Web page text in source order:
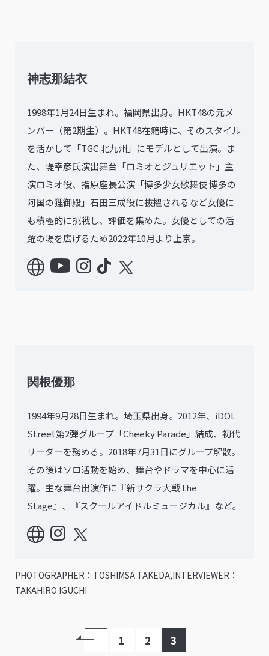
神志那結衣
1998年1月24日生まれ。福岡県出身。HKT48の元メ
ンバー（第2期生）。HKT48在籍時に、そのスタイル
を活かして「TGC 北九州」にモデルとして出演。ま
た、堤幸彦氏演出舞台「ロミオとジュリエット」主
演ロミオ役、指原座長公演「博多少女歌舞伎 博多の
阿国の狸御殿」石田三成役に抜擢されるなど女優に
も積極的に挑戦し、評価を集めた。女優としての活
躍の場を広げるため2022年10月より上京。
関根優那
1994年9月28日生まれ。埼玉県出身。2012年、iDOL
Street第2弾グループ「Cheeky Parade」結成、初代
リーダーを務める。2018年7月31日にグループ解散。
その後はソロ活動を始め、舞台やドラマを中心に活
躍。主な舞台出演作に『新サクラ大戦 the
Stage』、『スクールアイドルミュージカル』など。
PHOTOGRAPHER：TOSHIMSA TAKEDA,INTERVIEWER：
TAKAHIRO IGUCHI
1 2 3